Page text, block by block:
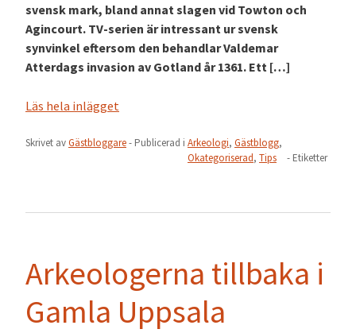
svensk mark, bland annat slagen vid Towton och
Agincourt. TV-serien är intressant ur svensk
synvinkel eftersom den behandlar Valdemar
Atterdags invasion av Gotland år 1361. Ett […]
Läs hela inlägget
Skrivet avGästbloggare- Publicerad i Arkeologi, Gästblogg,
Okategoriserad, Tips - Etiketter
Arkeologerna tillbaka i
Gamla Uppsala